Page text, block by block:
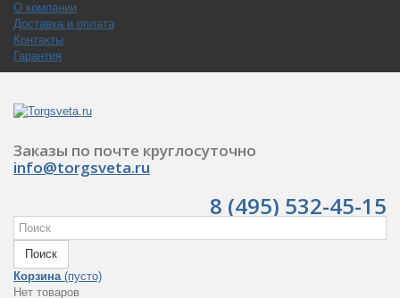
О компании
Доставка и оплата
Контакты
Гарантия
Заказы по почте круглосуточно
info@torgsveta.ru
8 (495) 532-45-15
Поиск
Корзина (пусто)
Нет товаров